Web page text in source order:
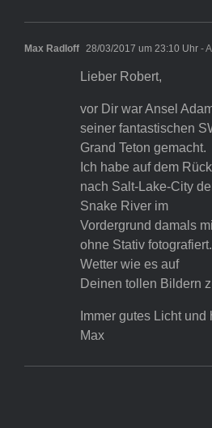
Max Radloff 28/03/2017 um 23:10 Uhr -
Lieber Robert,
vor Dir war Ansel
seiner fantastischen
Grand Teton gemacht.
Ich habe auf dem
nach Salt-Lake-City
Snake River im
Vordergrund damals
ohne Stativ
Wetter wie es auf
Deinen tollen Bildern
Immer gutes Licht
Max